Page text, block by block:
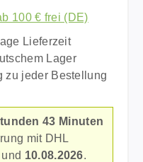
100 € frei (DE)
Lieferzeit
Lager
zu jeder Bestellung
43 Minuten
mit DHL
und 10.08.2026.